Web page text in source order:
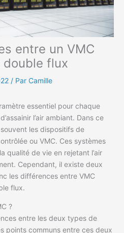
entre un VMC
flux
/ Par Camille
essentiel pour chaque
l’air ambiant. Dans ce
les dispositifs de
ou VMC. Ces systèmes
qualité de vie en rejetant l’air
Cependant, il existe deux
les différences entre VMC
flux.
?
entre les deux types de
points communs entre ces deux